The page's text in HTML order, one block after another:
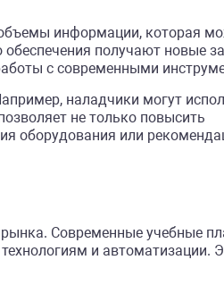
информации, которая
получают новые
с современными
наладчики могут
не только повысить
оборудования или
Современные учебные
и автоматизации.